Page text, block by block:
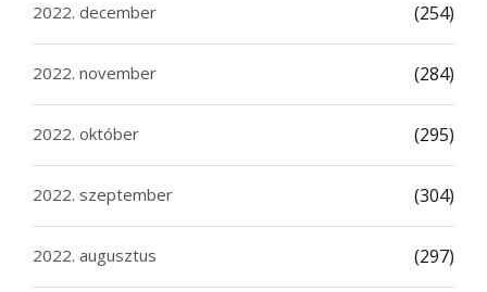
2022. december (254)
2022. november (284)
2022. október (295)
2022. szeptember (304)
2022. augusztus (297)